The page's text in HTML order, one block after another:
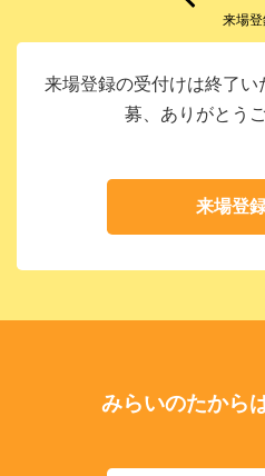
来場
来場登録の受付けは終了
募、ありがとう
来場登
みらいのたから